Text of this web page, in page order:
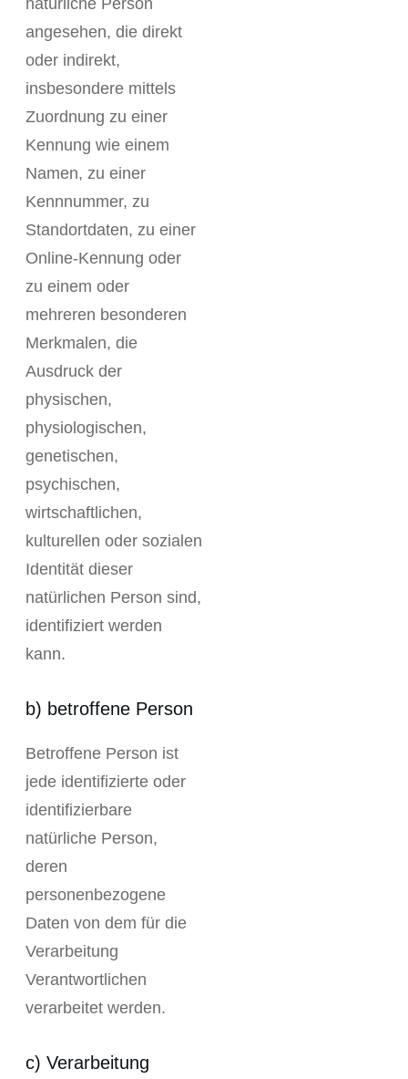
natürliche Person
angesehen, die direkt
oder indirekt,
insbesondere mittels
Zuordnung zu einer
Kennung wie einem
Namen, zu einer
Kennnummer, zu
Standortdaten, zu einer
Online-Kennung oder
zu einem oder
mehreren besonderen
Merkmalen, die
Ausdruck der
physischen,
physiologischen,
genetischen,
psychischen,
wirtschaftlichen,
kulturellen oder sozialen
Identität dieser
natürlichen Person sind,
identifiziert werden
kann.
b) betroffene Person
Betroffene Person ist
jede identifizierte oder
identifizierbare
natürliche Person,
deren
personenbezogene
Daten von dem für die
Verarbeitung
Verantwortlichen
verarbeitet werden.
c) Verarbeitung